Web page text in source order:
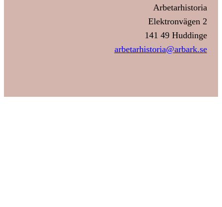
Arbetarhistoria
Elektronvägen 2
141 49 Huddinge
arbetarhistoria@arbark.se